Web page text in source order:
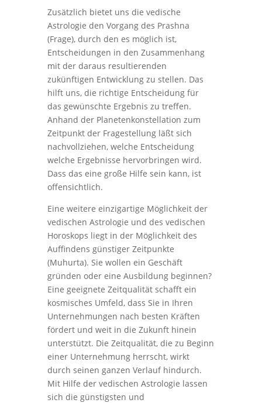
Zusätzlich bietet uns die vedische
Astrologie den Vorgang des Prashna
(Frage), durch den es möglich ist,
Entscheidungen in den Zusammenhang
mit der daraus resultierenden
zukünftigen Entwicklung zu stellen. Das
hilft uns, die richtige Entscheidung für
das gewünschte Ergebnis zu treffen.
Anhand der Planetenkonstellation zum
Zeitpunkt der Fragestellung läßt sich
nachvollziehen, welche Entscheidung
welche Ergebnisse hervorbringen wird.
Dass das eine große Hilfe sein kann, ist
offensichtlich.
Eine weitere einzigartige Möglichkeit der
vedischen Astrologie und des vedischen
Horoskops liegt in der Möglichkeit des
Auffindens günstiger Zeitpunkte
(Muhurta). Sie wollen ein Geschäft
gründen oder eine Ausbildung beginnen?
Eine geeignete Zeitqualität schafft ein
kosmisches Umfeld, dass Sie in Ihren
Unternehmungen nach besten Kräften
fördert und weit in die Zukunft hinein
unterstützt. Die Zeitqualität, die zu Beginn
einer Unternehmung herrscht, wirkt
durch seinen ganzen Verlauf hindurch.
Mit Hilfe der vedischen Astrologie lassen
sich die günstigsten und